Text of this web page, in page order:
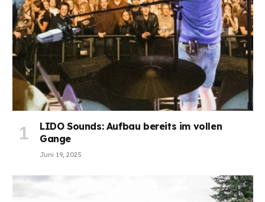
LIDO Sounds: Aufbau bereits im vollen
Gange
Juni 19, 2025